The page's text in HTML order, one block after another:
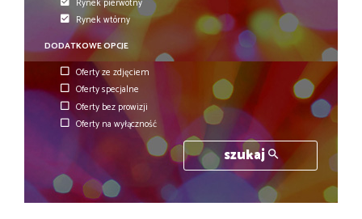
Rynek pierwotny
Rynek wtórny
DODATKOWE OPCJE
Oferty ze zdjęciem
Oferty specjalne
Oferty bez prowizji
Oferty na wyłączność
szukaj